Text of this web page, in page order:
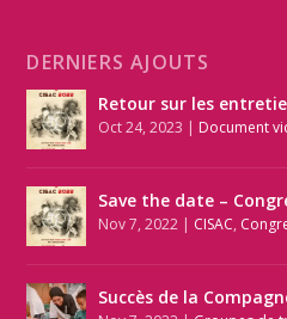
DERNIERS AJOUTS
Retour sur les
Oct 24, 2023 | Document
Save the date –
Nov 7, 2022 | CISAC,
Succès de la